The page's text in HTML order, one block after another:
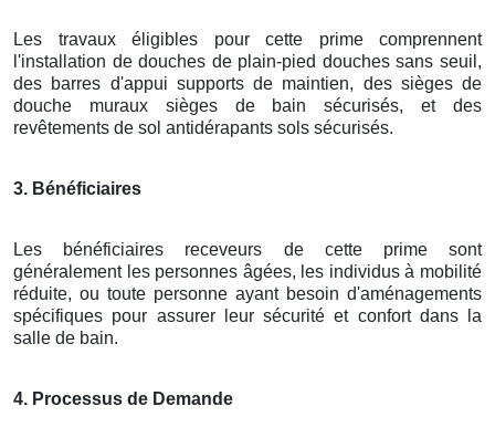
Les travaux éligibles pour cette prime comprennent
l'installation de douches de plain-pied douches sans seuil,
des barres d'appui supports de maintien, des sièges de
douche muraux sièges de bain sécurisés, et des
revêtements de sol antidérapants sols sécurisés.
3. Bénéficiaires
Les bénéficiaires receveurs de cette prime sont
généralement les personnes âgées, les individus à mobilité
réduite, ou toute personne ayant besoin d'aménagements
spécifiques pour assurer leur sécurité et confort dans la
salle de bain.
4. Processus de Demande